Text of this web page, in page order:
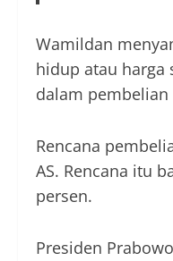
Wamildan
hidup atau harga
dalam pembelian
Rencana
AS. Rencana itu
persen.
Presiden